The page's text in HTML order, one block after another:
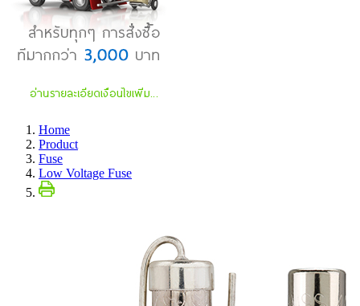
Home
Product
Fuse
Low Voltage Fuse